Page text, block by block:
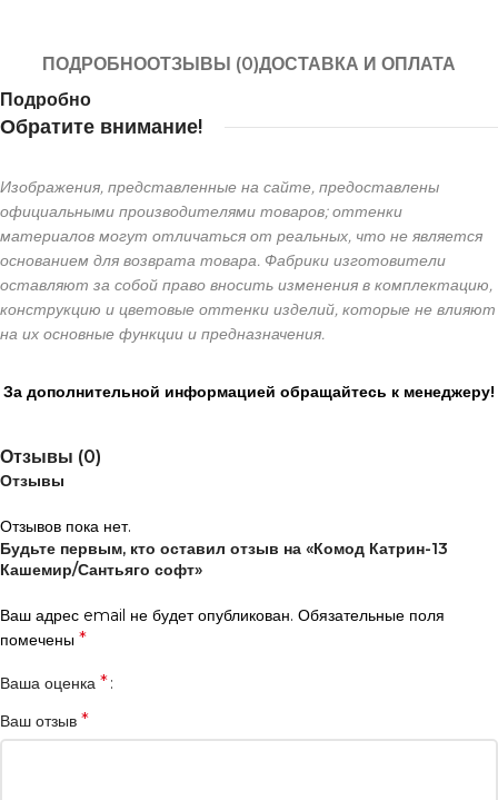
ПОДРОБНООТЗЫВЫ (0)ДОСТАВКА И ОПЛАТА
Подробно
Обратите внимание!
Изображения, представленные на сайте, предоставлены
официальными производителями товаров; оттенки
материалов могут отличаться от реальных, что не является
основанием для возврата товара. Фабрики изготовители
оставляют за собой право вносить изменения в комплектацию,
конструкцию и цветовые оттенки изделий, которые не влияют
на их основные функции и предназначения.
За дополнительной информацией обращайтесь к менеджеру!
Отзывы (0)
Отзывы
Отзывов пока нет.
Будьте первым, кто оставил отзыв на «Комод Катрин-13
Кашемир/Сантьяго софт»
Ваш адрес email не будет опубликован. Обязательные поля
помечены *
Ваша оценка *
Ваш отзыв *